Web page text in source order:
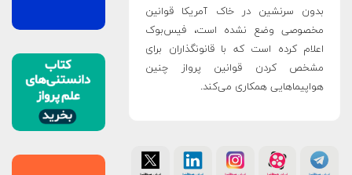
بدون سرنشین در خاک آمریکا قوانین
مخصوصی وضع نشده‌ است، فیس‌بوک
اعلام کرده است که با قانونگذاران برای
مشخص کردن قوانین پرواز چنین
هواپیماهایی همکاری می‌کند.